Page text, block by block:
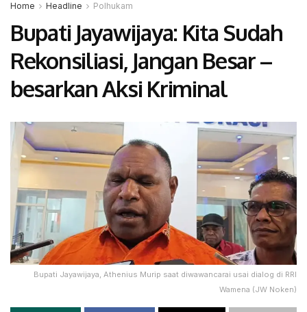
Home Headline Polhukam
Bupati Jayawijaya: Kita Sudah
Rekonsiliasi, Jangan Besar –
besarkan Aksi Kriminal
Bupati Jayawijaya, Athenius Murip saat diwawancarai usai dialog di RRI
Wamena (JW Noken)